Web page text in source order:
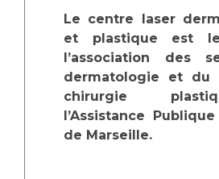
Transports sanitaires
Vos droits, vos devoirs
Handicap
Écoles et Instituts de
Plateforme des internes
Le centre laser
et plastique est
l’association des
dermatologie et du
chirurgie
l’Assistance
de Marseille.